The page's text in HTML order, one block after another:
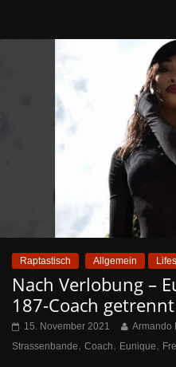
Raptastisch Allgemein
Nach Verlobung –
187-Coach getrennt
15. November 2021 Armando
Strassenbande, Coach, Eunique,